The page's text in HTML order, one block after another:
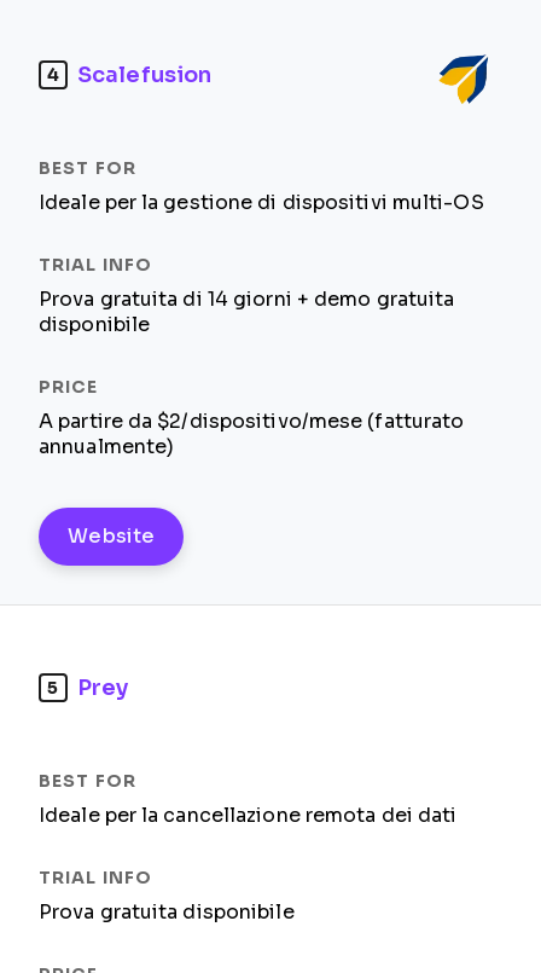
4 Scalefusion
Ideale per la gestione di dispositivi multi-OS
Prova gratuita di 14 giorni + demo gratuita
disponibile
A partire da $2/dispositivo/mese (fatturato
annualmente)
Website
5 Prey
Ideale per la cancellazione remota dei dati
Prova gratuita disponibile